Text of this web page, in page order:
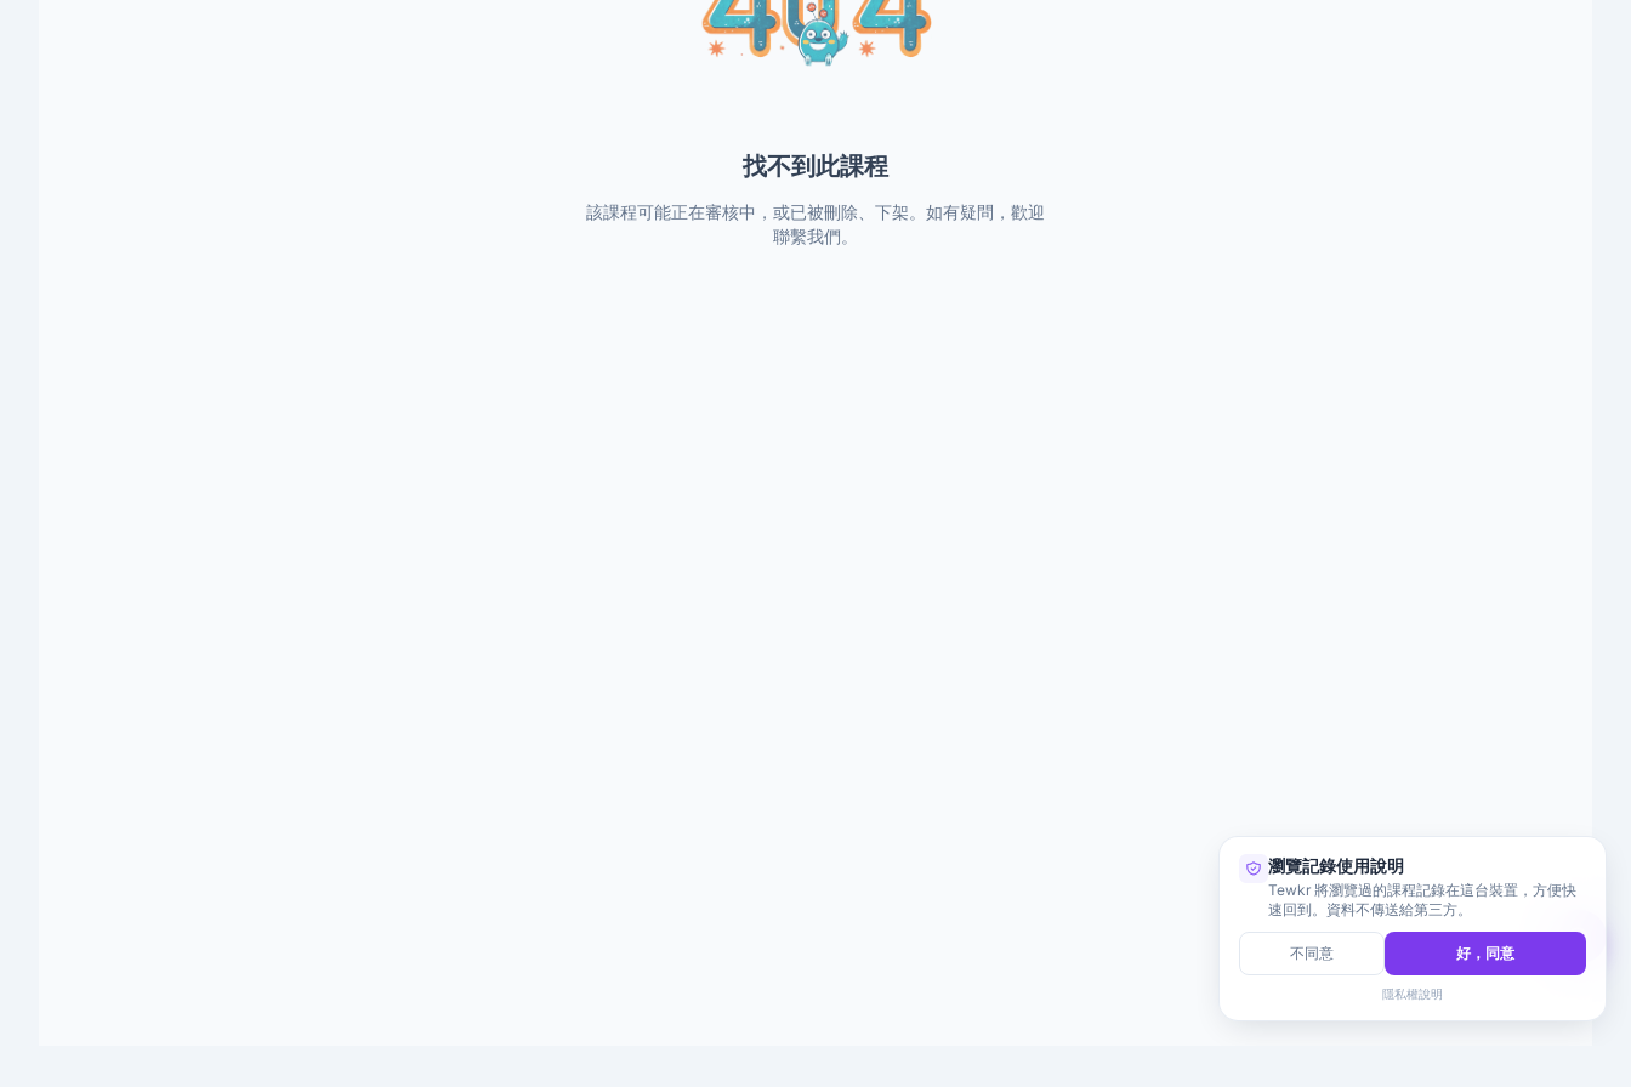
找不到此課程
該課程可能正在審核中，或已被刪除、下架。如有疑問，歡迎
聯繫我們。
瀏覽記錄使用說明
Tewkr 將瀏覽過的課程記錄在這台裝置，方便快
速回到。資料不傳送給第三方。
不同意 好，同意
隱私權說明